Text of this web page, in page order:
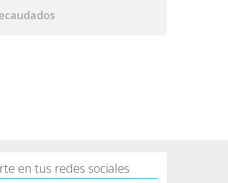
en tus redes sociales